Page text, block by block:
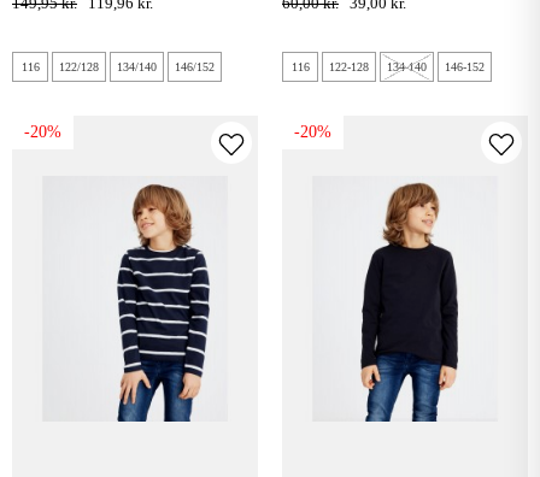
116 122/128 134/140 146/152 116 122-128 134-140 146-152
-20% -20%